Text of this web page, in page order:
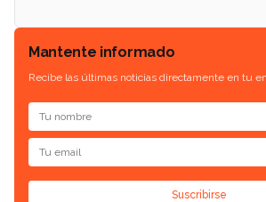
Mantente informado
Recibe las últimas noticias directamente en tu
Suscribirse